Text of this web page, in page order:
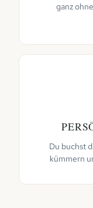
ganz
Du buchst
kümmern